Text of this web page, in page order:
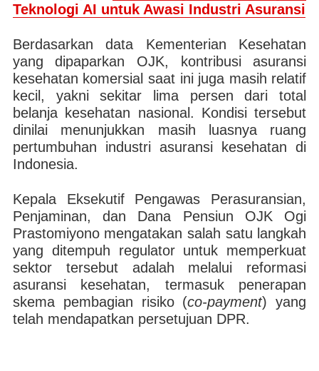
Teknologi AI untuk Awasi Industri Asuransi
Berdasarkan data Kementerian Kesehatan
yang dipaparkan OJK, kontribusi asuransi
kesehatan komersial saat ini juga masih relatif
kecil, yakni sekitar lima persen dari total
belanja kesehatan nasional. Kondisi tersebut
dinilai menunjukkan masih luasnya ruang
pertumbuhan industri asuransi kesehatan di
Indonesia.
Kepala Eksekutif Pengawas Perasuransian,
Penjaminan, dan Dana Pensiun OJK Ogi
Prastomiyono mengatakan salah satu langkah
yang ditempuh regulator untuk memperkuat
sektor tersebut adalah melalui reformasi
asuransi kesehatan, termasuk penerapan
skema pembagian risiko (co-payment) yang
telah mendapatkan persetujuan DPR.